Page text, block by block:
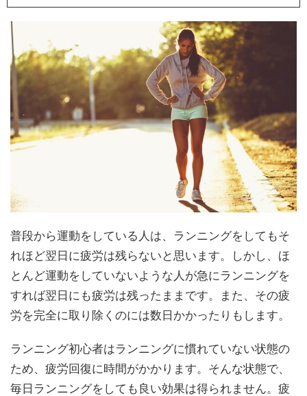
普段から運動をしている人は、ランニングをしてもそ
れほど翌日に疲労は残らないと思います。しかし、ほ
とんど運動をしていないような人が急にランニングを
すれば翌日にも疲労は残ったままです。また、その疲
労を完全に取り除くのには数日かかったりもします。
ランニング初心者はランニングに慣れていない状態の
ため、疲労回復に時間がかかります。そんな状態で、
毎日ランニングをしても良い効果は得られません。疲